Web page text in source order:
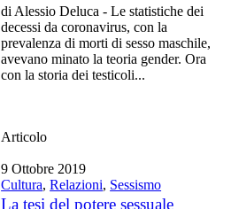
di Alessio Deluca - Le statistiche dei
decessi da coronavirus, con la
prevalenza di morti di sesso maschile,
avevano minato la teoria gender. Ora
con la storia dei testicoli...
Articolo
9 Ottobre 2019
Cultura,Relazioni, Sessismo
La tesi del potere sessuale